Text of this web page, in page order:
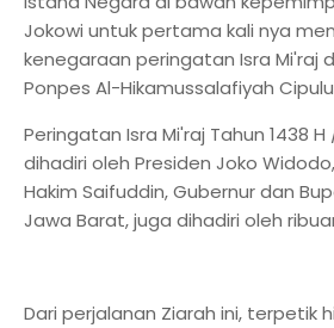
Jokowi untuk pertama kali nya
kenegaraan peringatan Isra Mi'raj
Ponpes Al-Hikamussalafiyah
Peringatan Isra Mi'raj Tahun 1438 H
dihadiri oleh Presiden Joko
Hakim Saifuddin, Gubernur dan
Jawa Barat, juga dihadiri oleh
Dari perjalanan Ziarah ini, terpetik